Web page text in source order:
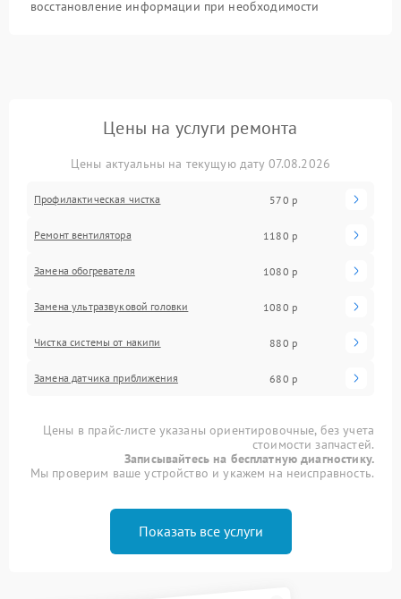
восстановление информации при необходимости
Цены на услуги ремонта
Цены актуальны на текущую дату 07.08.2026
Профилактическая чистка 570 р
Ремонт вентилятора 1180 р
Замена обогревателя 1080 р
Замена ультразвуковой головки 1080 р
Чистка системы от накипи 880 р
Замена датчика приближения 680 р
Цены в прайс-листе указаны ориентировочные, без учета
стоимости запчастей.
Записывайтесь на бесплатную диагностику.
Мы проверим ваше устройство и укажем на неисправность.
Показать все услуги